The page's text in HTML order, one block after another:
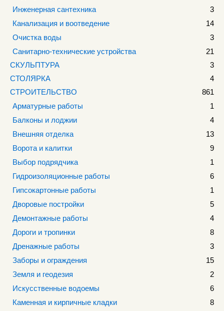
Инженерная сантехника
3
Канализация и воотведение
14
Очистка воды
3
Санитарно-технические устройства
21
СКУЛЬПТУРА
3
СТОЛЯРКА
4
СТРОИТЕЛЬСТВО
861
Арматурные работы
1
Балконы и лоджии
4
Внешняя отделка
13
Ворота и калитки
9
Выбор подрядчика
1
Гидроизоляционные работы
6
Гипсокартонные работы
1
Дворовые постройки
5
Демонтажные работы
4
Дороги и тропинки
8
Дренажные работы
3
Заборы и ограждения
15
Земля и геодезия
2
Искусственные водоемы
6
Каменная и кирпичные кладки
8